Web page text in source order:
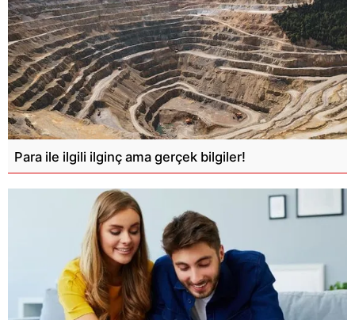
Para ile ilgili ilginç ama gerçek bilgiler!